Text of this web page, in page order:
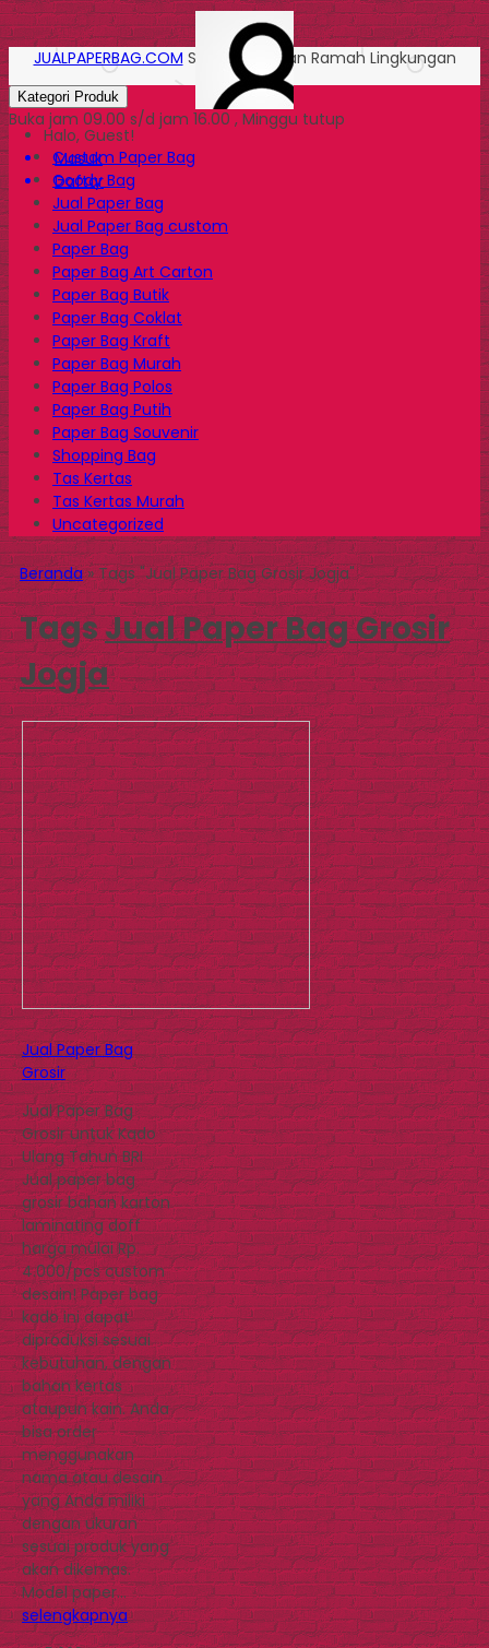
Halo, Guest!
Masuk
Daftar
JUALPAPERBAG.COM Solusi Kemasan Ramah Lingkungan
Kategori Produk
Buka jam 09.00 s/d jam 16.00 , Minggu tutup
Custom Paper Bag
Goody Bag
Jual Paper Bag
Jual Paper Bag custom
Paper Bag
Paper Bag Art Carton
Paper Bag Butik
Paper Bag Coklat
Paper Bag Kraft
Paper Bag Murah
Paper Bag Polos
Paper Bag Putih
Paper Bag Souvenir
Shopping Bag
Tas Kertas
Tas Kertas Murah
Uncategorized
Beranda»Tags "Jual Paper Bag Grosir Jogja"
TagsJual Paper Bag Grosir
Jogja
Jual Paper Bag
Grosir
Jual Paper Bag
Grosir untuk Kado
Ulang Tahun BRI
Jual paper bag
grosir bahan karton
laminating doff
harga mulai Rp.
4.000/pcs custom
desain! Paper bag
kado ini dapat
diproduksi sesuai
kebutuhan, dengan
bahan kertas
ataupun kain. Anda
bisa order
menggunakan
nama atau desain
yang Anda miliki
dengan ukuran
sesuai produk yang
akan dikemas.
Model paper…
selengkapnya